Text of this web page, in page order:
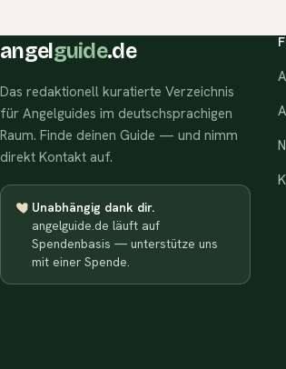
angelguide.de
Das redaktionell kuratierte Verzeichnis
für Angelguides im deutschsprachigen
Raum. Finde deinen Guide — und nimm
direkt Kontakt auf.
Unabhängig dank dir.
angelguide.de läuft auf
Spendenbasis — unterstütze uns
mit einer Spende.